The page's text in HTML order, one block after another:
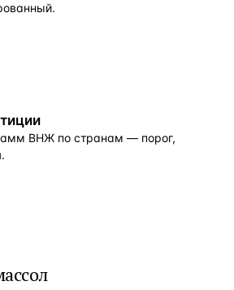
ВНЖ по странам — порог,